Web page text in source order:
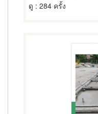
ดู : 284 ครั้ง